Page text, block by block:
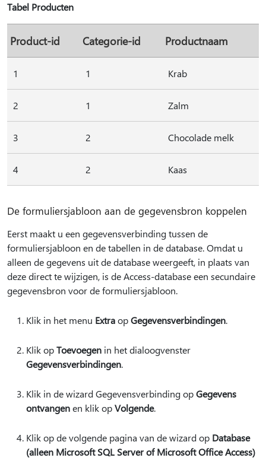
Tabel Producten
Product-id Categorie-id Productnaam
1 1 Krab
2 1 Zalm
3 2 Chocolade melk
4 2 Kaas
De formuliersjabloon aan de gegevensbron koppelen
Eerst maakt u een gegevensverbinding tussen de
formuliersjabloon en de tabellen in de database. Omdat u
alleen de gegevens uit de database weergeeft, in plaats van
deze direct te wijzigen, is de Access-database een secundaire
gegevensbron voor de formuliersjabloon.
Klik in het menu ExtraopGegevensverbindingen.
Klik opToevoegen in het dialoogvenster
Gegevensverbindingen.
Klik in de wizard Gegevensverbinding opGegevens
ontvangenen klik opVolgende.
Klik op de volgende pagina van de wizard op Database
(alleen Microsoft SQL Server of Microsoft Office Access)